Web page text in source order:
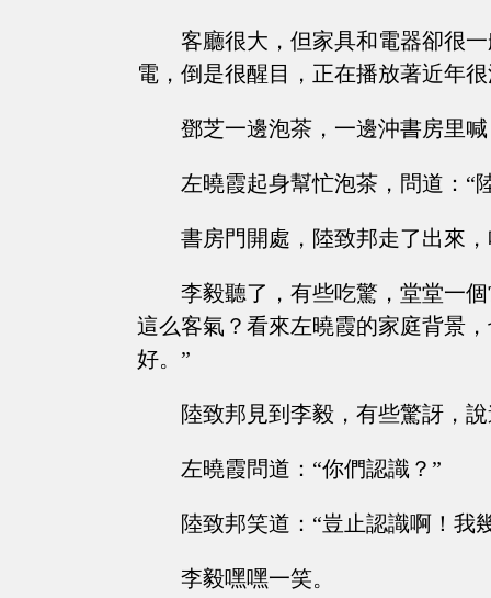
客廳很大，但家具和電器卻很
電，倒是很醒目，正在播放著近年
鄧芝一邊泡茶，一邊沖書房里
左曉霞起身幫忙泡茶，問道：“
書房門開處，陸致邦走了出來
李毅聽了，有些吃驚，堂堂一
這么客氣？看來左曉霞的家庭背景
好。”
陸致邦見到李毅，有些驚訝，
左曉霞問道：“你們認識？”
陸致邦笑道：“豈止認識啊！我
李毅嘿嘿一笑。